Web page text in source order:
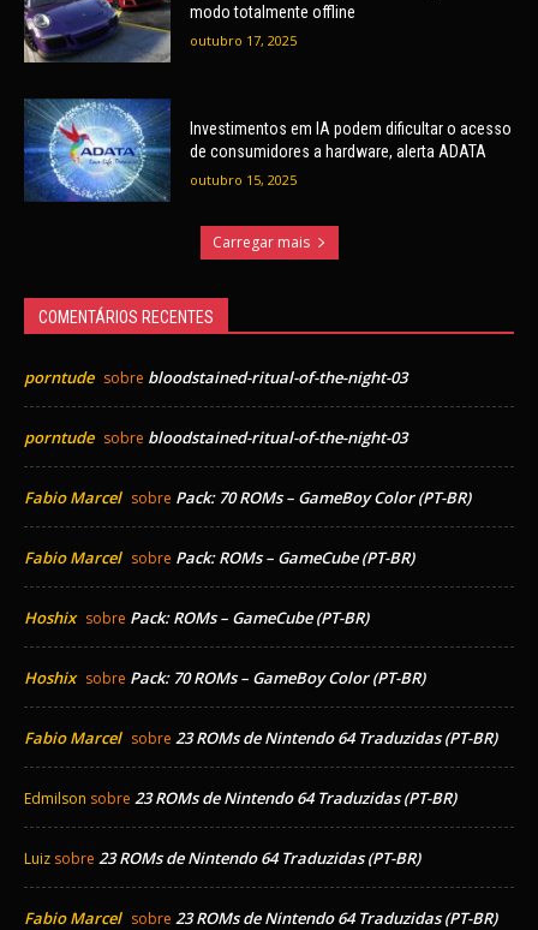
modo totalmente offline
outubro 17, 2025
Investimentos em IA podem dificultar o acesso
de consumidores a hardware, alerta ADATA
outubro 15, 2025
Carregar mais
COMENTÁRIOS RECENTES
porntude sobre bloodstained-ritual-of-the-night-03
porntude sobre bloodstained-ritual-of-the-night-03
Fabio Marcel sobre Pack: 70 ROMs – GameBoy Color (PT-BR)
Fabio Marcel sobre Pack: ROMs – GameCube (PT-BR)
Hoshix sobre Pack: ROMs – GameCube (PT-BR)
Hoshix sobre Pack: 70 ROMs – GameBoy Color (PT-BR)
Fabio Marcel sobre 23 ROMs de Nintendo 64 Traduzidas (PT-BR)
Edmilson sobre 23 ROMs de Nintendo 64 Traduzidas (PT-BR)
Luiz sobre 23 ROMs de Nintendo 64 Traduzidas (PT-BR)
Fabio Marcel sobre 23 ROMs de Nintendo 64 Traduzidas (PT-BR)